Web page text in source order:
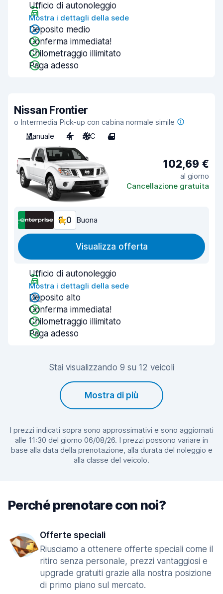
Ufficio di autonoleggio
Mostra i dettagli della sede
Deposito medio
Conferma immediata!
Chilometraggio illimitato
Paga adesso
Nissan Frontier
o Intermedia Pick-up con cabina normale simile
Manuale
4 A/C 4
102,69 €
al giorno
Cancellazione gratuita
8,0 Buona
Visualizza offerta
Ufficio di autonoleggio
Mostra i dettagli della sede
Deposito alto
Conferma immediata!
Chilometraggio illimitato
Paga adesso
Stai visualizzando 9 su 12 veicoli
Mostra di più
I prezzi indicati sopra sono approssimativi e sono aggiornati
alle 11:30 del giorno 06/08/26. I prezzi possono variare in
base alla data della prenotazione, alla durata del noleggio e
alla classe del veicolo.
Perché prenotare con noi?
Offerte speciali
Riusciamo a ottenere offerte speciali come il
ritiro senza personale, prezzi vantaggiosi e
upgrade gratuiti grazie alla nostra posizione
di primo piano sul mercato.